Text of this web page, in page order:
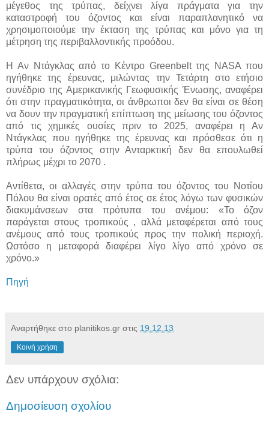
μέγεθος της τρύπας, δείχνει λίγα πράγματα για την
καταστροφή του όζοντος και είναι παραπλανητικό να
χρησιμοποιούμε την έκταση της τρύπας και μόνο για τη
μέτρηση της περιβαλλοντικής προόδου.
Η Αν Ντάγκλας από το Κέντρο Greenbelt της NASA που
ηγήθηκε της έρευνας, μιλώντας την Τετάρτη στο ετήσιο
συνέδριο της Αμερικανικής Γεωφυσικής Ένωσης, αναφέρει
ότι στην πραγματικότητα, οι άνθρωποι δεν θα είναι σε θέση
να δουν την πραγματική επίπτωση της μείωσης του όζοντος
από τις χημικές ουσίες πριν το 2025, αναφέρει η Αν
Ντάγκλας που ηγήθηκε της έρευνας και πρόσθεσε ότι η
τρύπα του όζοντος στην Ανταρκτική δεν θα επουλωθεί
πλήρως μέχρι το 2070 .
Αντίθετα, οι αλλαγές στην τρύπα του όζοντος του Νοτίου
Πόλου θα είναι ορατές από έτος σε έτος λόγω των φυσικών
διακυμάνσεων στα πρότυπα του ανέμου: «Το όζον
παράγεται στους τροπικούς , αλλά μεταφέρεται από τους
ανέμους από τους τροπικούς προς την πολική περιοχή.
Ωστόσο η μεταφορά διαφέρει λίγο λίγο από χρόνο σε
χρόνο.»
Πηγή
Αναρτήθηκε στο planitikos.gr στις 19.12.13
Κοινή χρήση
Δεν υπάρχουν σχόλια:
Δημοσίευση σχολίου